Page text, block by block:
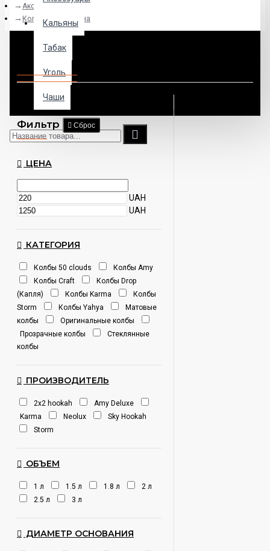
Кальяны
Табак
Уголь
Чаши
Аксессуары
Колбы для кальяна
Колбы для кальяна
Фильтр Сброс
ЦЕНА
UAH
UAH
КАТЕГОРИЯ
Колбы 50 clouds
Колбы Amy
Колбы Craft
Колбы Drop
(Капля)
Колбы Karma
Колбы
Storm
Колбы Yahya
Матовые
колбы
Оригинальные колбы
Прозрачные колбы
Стеклянные
колбы
ПРОИЗВОДИТЕЛЬ
2х2 hookah
Amy Deluxe
Karma
Neolux
Sky Hookah
Storm
ОБЪЕМ
1 л 1.5 л 1.8 л
2 л
2.5 л
3 л
ДИАМЕТР ОСНОВАНИЯ